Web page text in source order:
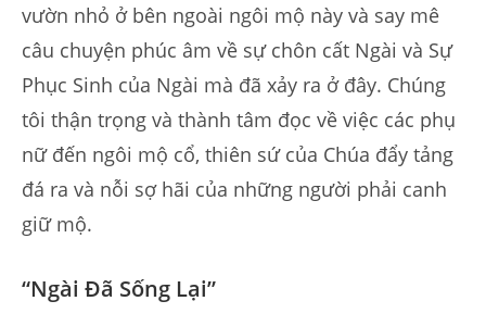
vườn nhỏ ở bên ngoài ngôi mộ này và say mê
câu chuyện phúc âm về sự chôn cất Ngài và Sự
Phục Sinh của Ngài mà đã xảy ra ở đây. Chúng
tôi thận trọng và thành tâm đọc về việc các phụ
nữ đến ngôi mộ cổ, thiên sứ của Chúa đẩy tảng
đá ra và nỗi sợ hãi của những người phải canh
giữ mộ.
“Ngài Đã Sống Lại”